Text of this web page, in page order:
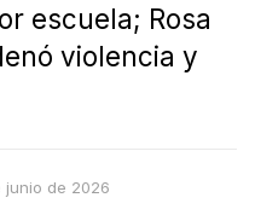
escuela; Rosa
violencia y
junio de 2026